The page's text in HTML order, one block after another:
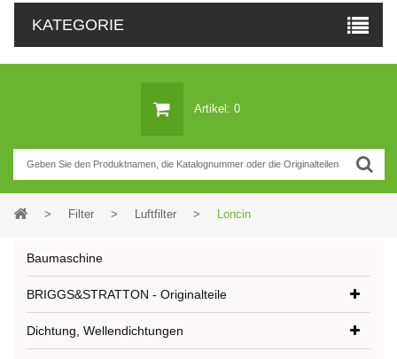
KATEGORIE
Artikel: 0
> Filter > Luftfilter > Loncin
Baumaschine
BRIGGS&STRATTON - Originalteile
Dichtung, Wellendichtungen